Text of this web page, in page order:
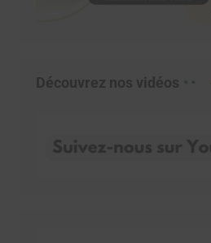
Découvrez nos vidéos